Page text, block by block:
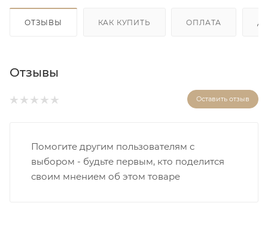
ОТЗЫВЫ КАК КУПИТЬ ОПЛАТА
Отзывы
Оставить отзыв
Помогите другим пользователям с
выбором - будьте первым, кто поделится
своим мнением об этом товаре